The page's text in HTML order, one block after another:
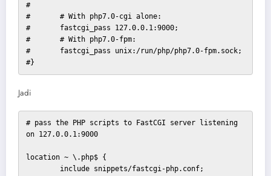
#
#	# With php7.0-cgi alone:
#	fastcgi_pass 127.0.0.1:9000;
#	# With php7.0-fpm:
#	fastcgi_pass unix:/run/php/php7.0-fpm.sock;
#}
Jadi
# pass the PHP scripts to FastCGI server listening
on 127.0.0.1:9000
location ~ \.php$ {